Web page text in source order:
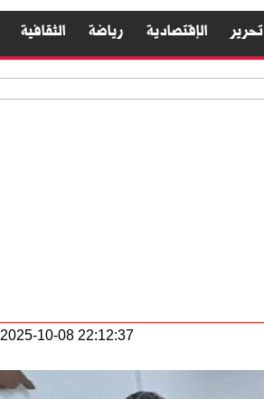
تحرير الإقتصادية رياضة الثقافية
2025-10-08 22:12:37